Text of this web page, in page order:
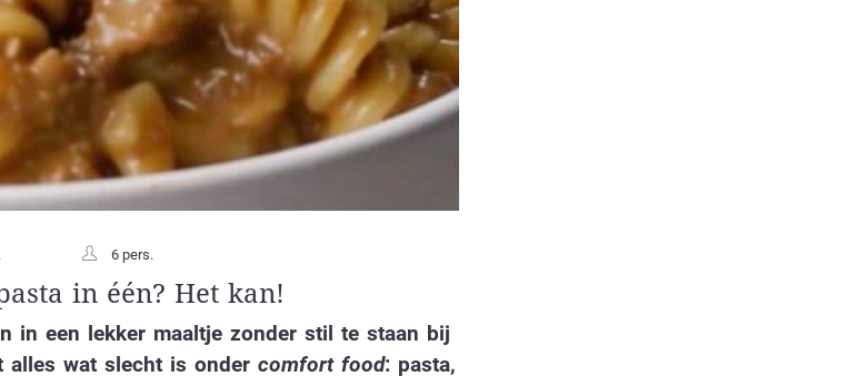
6 pers.
in één? Het kan!
in een lekker maaltje zonder stil te staan bij
alles wat slecht is onder comfort food: pasta,